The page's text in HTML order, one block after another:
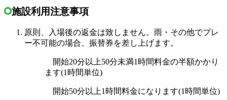
施設利用注意事項
原則、入場後の返金は致しません。雨・その他でプレ
ー不可能の場合、振替券を差し上げます。
開始20分以上50分未満1時間料金の半額かかり
ます(1時間単位)
開始50分以上1時間料金になります(1時間単位)